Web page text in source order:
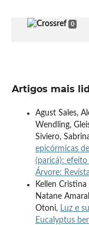
0
Artigos mais
Agust Sales,
Wendling,
Siviero,
epicórmicas
(paricá): efeito
Árvore:
Kellen
Natane
Otoni, Luz e
Eucalyptus